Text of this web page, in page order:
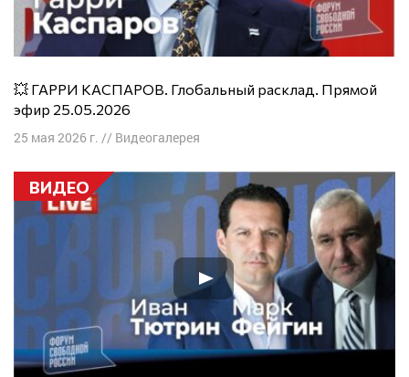
💥 ГАРРИ КАСПАРОВ. Глобальный расклад. Прямой
эфир 25.05.2026
25 мая 2026 г. // Видеогалерея
ВИДЕО